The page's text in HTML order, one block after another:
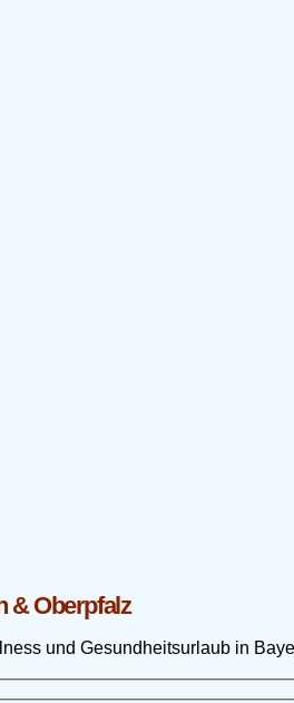
& Oberpfalz
und Gesundheitsurlaub in